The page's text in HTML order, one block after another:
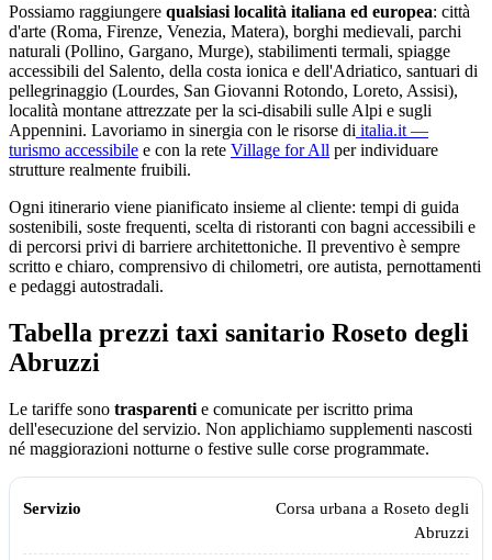
Possiamo raggiungere qualsiasi località italiana ed europea: città
d'arte (Roma, Firenze, Venezia, Matera), borghi medievali, parchi
naturali (Pollino, Gargano, Murge), stabilimenti termali, spiagge
accessibili del Salento, della costa ionica e dell'Adriatico, santuari di
pellegrinaggio (Lourdes, San Giovanni Rotondo, Loreto, Assisi),
località montane attrezzate per la sci-disabili sulle Alpi e sugli
Appennini. Lavoriamo in sinergia con le risorse di italia.it —
turismo accessibile e con la rete Village for All per individuare
strutture realmente fruibili.
Ogni itinerario viene pianificato insieme al cliente: tempi di guida
sostenibili, soste frequenti, scelta di ristoranti con bagni accessibili e
di percorsi privi di barriere architettoniche. Il preventivo è sempre
scritto e chiaro, comprensivo di chilometri, ore autista, pernottamenti
e pedaggi autostradali.
Tabella prezzi taxi sanitario Roseto degli
Abruzzi
Le tariffe sono trasparenti e comunicate per iscritto prima
dell'esecuzione del servizio. Non applichiamo supplementi nascosti
né maggiorazioni notturne o festive sulle corse programmate.
Tabella dei prezzi e delle tratte del taxi sanitario Assistiamo Te a
Servizio
Corsa urbana a Roseto degli
Abruzzi